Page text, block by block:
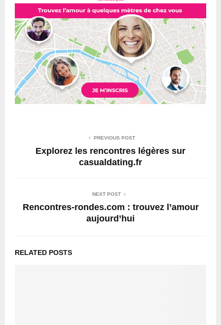
PREVIOUS POST
Explorez les rencontres légères sur
casualdating.fr
NEXT POST
Rencontres-rondes.com : trouvez l’amour
aujourd’hui
RELATED POSTS